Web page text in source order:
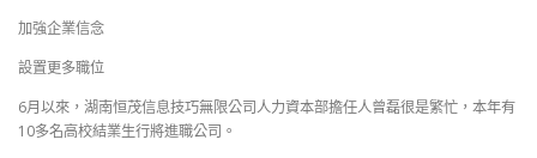
加強企業信念
設置更多職位
6月以來，湖南恒茂信息技巧無限公司人力資本部擔任人曾磊很是繁忙，本年有
10多名高校結業生行將進職公司。